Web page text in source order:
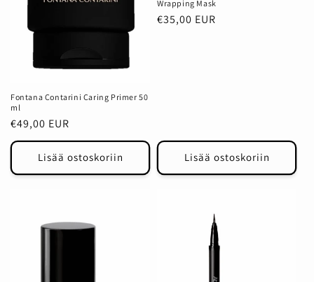
Fontana Contarini Caring Primer 50
ml
Normaalihinta
€49,00 EUR
Lisää ostoskoriin
Wrapping Mask
Normaalihinta
€35,00 EUR
Lisää ostoskoriin